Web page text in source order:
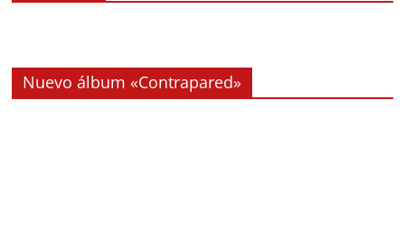
Nuevo álbum «Contrapared»